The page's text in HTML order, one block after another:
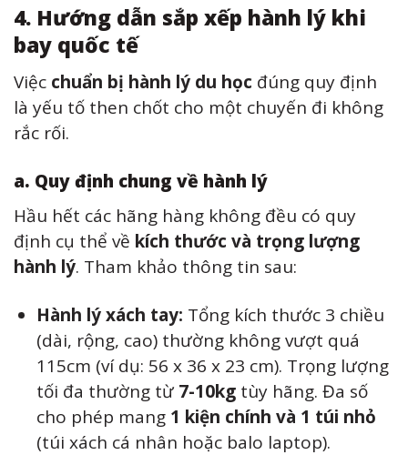
4. Hướng dẫn sắp xếp hành lý khi
bay quốc tế
Việc chuẩn bị hành lý du học đúng quy định
là yếu tố then chốt cho một chuyến đi không
rắc rối.
a. Quy định chung về hành lý
Hầu hết các hãng hàng không đều có quy
định cụ thể về kích thước và trọng lượng
hành lý. Tham khảo thông tin sau:
Hành lý xách tay: Tổng kích thước 3 chiều
(dài, rộng, cao) thường không vượt quá
115cm (ví dụ: 56 x 36 x 23 cm). Trọng lượng
tối đa thường từ 7-10kgtùy hãng. Đa số
cho phép mang 1 kiện chính và 1 túi nhỏ
(túi xách cá nhân hoặc balo laptop).